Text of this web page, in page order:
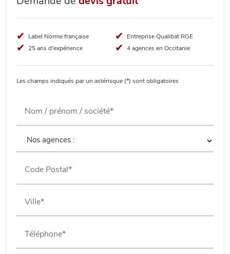
Label Norme française
Entreprise Qualibat RGE
25 ans d'expérience
4 agences en Occitanie
Les champs indiqués par un astérisque (*) sont obligatoires
Nom / prénom / société*
Code Postal*
Ville*
Téléphone*